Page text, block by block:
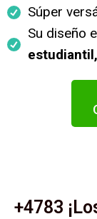
Súper
Su diseño
+4783